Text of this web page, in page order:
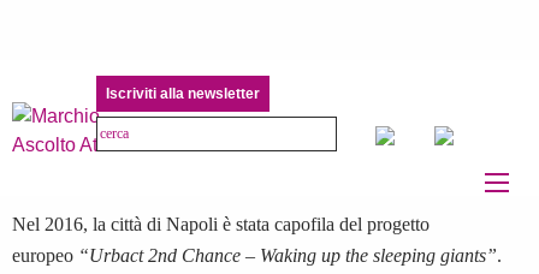
Iscriviti alla newsletter
URBACT 2nd Chance – Napoli
Progettazione partecipata
Nel 2016, la città di Napoli è stata capofila del progetto
europeo “Urbact 2nd Chance – Waking up the sleeping giants”.